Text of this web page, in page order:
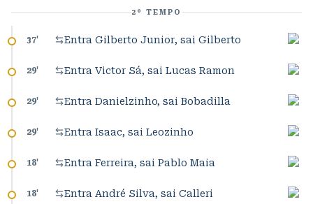
2º TEMPO
37' Entra Gilberto Junior, sai Gilberto
29' Entra Victor Sá, sai Lucas Ramon
29' Entra Danielzinho, sai Bobadilla
29' Entra Isaac, sai Leozinho
18' Entra Ferreira, sai Pablo Maia
18' Entra André Silva, sai Calleri